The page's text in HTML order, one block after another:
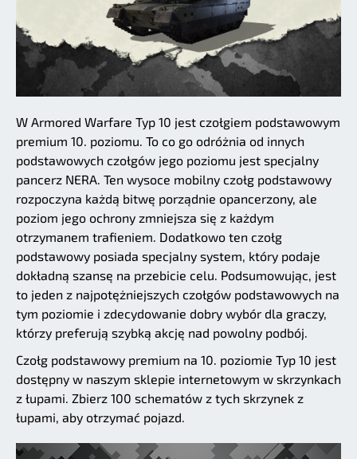
W Armored Warfare Typ 10 jest czołgiem podstawowym
premium 10. poziomu. To co go odróżnia od innych
podstawowych czołgów jego poziomu jest specjalny
pancerz NERA. Ten wysoce mobilny czołg podstawowy
rozpoczyna każdą bitwę porządnie opancerzony, ale
poziom jego ochrony zmniejsza się z każdym
otrzymanem trafieniem. Dodatkowo ten czołg
podstawowy posiada specjalny system, który podaje
dokładną szansę na przebicie celu. Podsumowując, jest
to jeden z najpotężniejszych czołgów podstawowych na
tym poziomie i zdecydowanie dobry wybór dla graczy,
którzy preferują szybką akcję nad powolny podbój.
Czołg podstawowy premium na 10. poziomie Typ 10 jest
dostępny w naszym sklepie internetowym w skrzynkach
z łupami. Zbierz 100 schematów z tych skrzynek z
łupami, aby otrzymać pojazd.